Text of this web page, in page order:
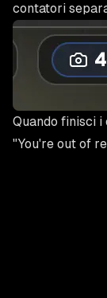
contatori
Quando finisci i
"You're out of